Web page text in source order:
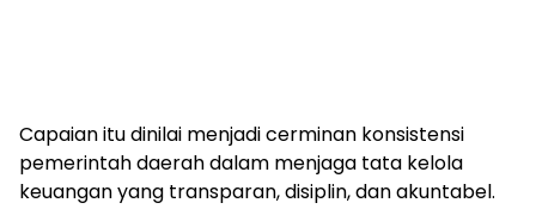
Capaian itu dinilai menjadi cerminan konsistensi
pemerintah daerah dalam menjaga tata kelola
keuangan yang transparan, disiplin, dan akuntabel.